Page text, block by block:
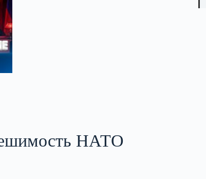
НАТО